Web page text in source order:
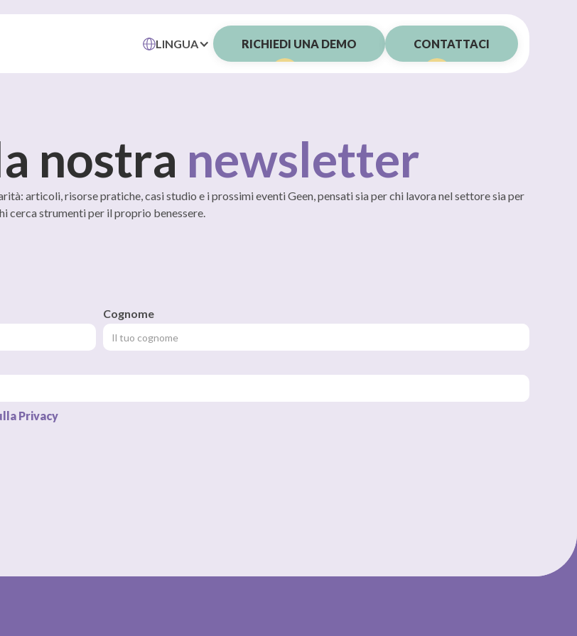
LINGUA RICHIEDI UNA DEMO CONTATTACI
nostra newsletter
articoli, risorse pratiche, casi studio e i prossimi eventi Geen, pensati sia per chi lavora nel settore sia per
cerca strumenti per il proprio benessere.
Cognome
Privacy